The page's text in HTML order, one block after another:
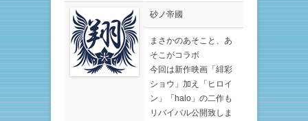
砂ノ帝國
まさかのあそこと、あ
そこがコラボ
今回は新作映画「緋彩
ショウ」加え「ヒロイ
ン」「halo」の二作も
リバイバル公開致しま